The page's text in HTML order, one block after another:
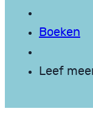
Boeken
Leef